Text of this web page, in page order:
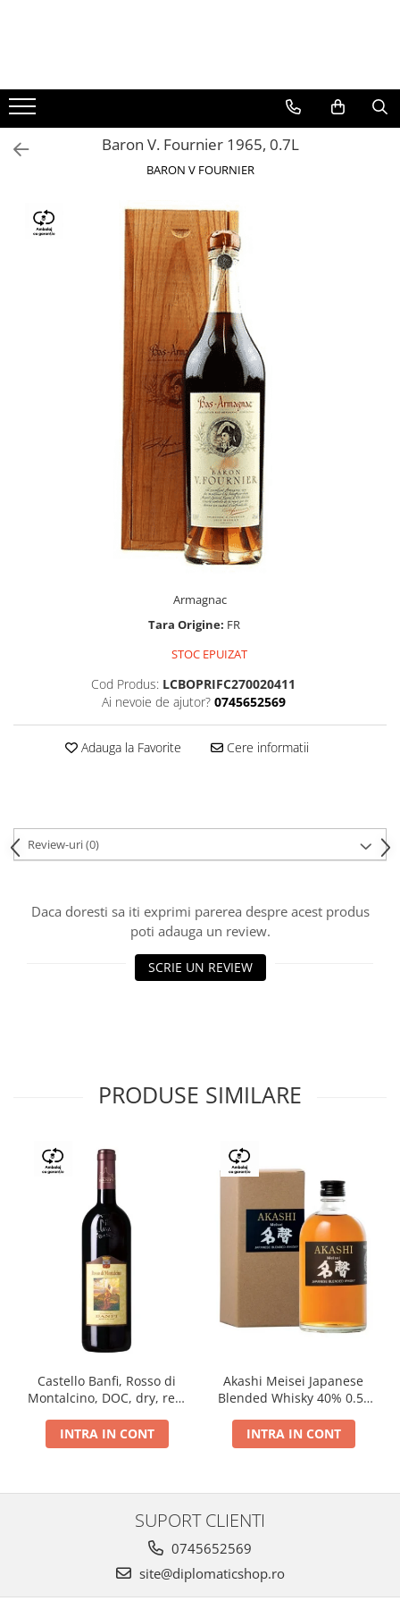
BERE
CAFEA
DEODORANTE
PARFUMURI
Baron V. Fournier 1965, 0.7L
BARON V FOURNIER
Armagnac
Tara Origine: FR
STOC EPUIZAT
Cod Produs: LCBOPRIFC270020411
Ai nevoie de ajutor? 0745652569
Adauga la Favorite Cere informatii
Review-uri(0)
Daca doresti sa iti exprimi parerea despre acest produs
poti adauga un review.
SCRIE UN REVIEW
PRODUSE SIMILARE
Castello Banfi, Rosso di
Montalcino, DOC, dry, red,
INTRA IN CONT
Akashi Meisei Japanese
Blended Whisky 40% 0.5L
INTRA IN CONT
SUPORT CLIENTI
0745652569
site@diplomaticshop.ro